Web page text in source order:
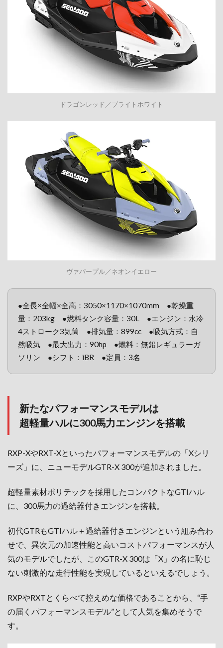
ドラゴンレッド／ブライトホワイト
ヴァパープル／ネオンイエロー
●全長×全幅×全高：3050×1170×1070mm ●乾燥重
量：203kg ●燃料タンク容量：30L ●エンジン：水冷
4ストローク3気筒 ●排気量：899cc ●吸気方式：自
然吸気 ●最大出力：90hp ●燃料：無鉛レギュラーガ
ソリン ●シフト：iBR ●定員：3名
新たなパフォーマンスモデルは
超軽量ハルに300馬力エンジンを搭載
RXP-XやRXT-Xといったパフォーマンスモデルの「Xシリ
ーズ」に、ニューモデルGTR-X 300が追加されました。
超軽量素材ポリテックを採用したコンパクトなGTIハル
に、300馬力の過給器付きエンジンを搭載。
初代GTRもGTIハル＋過給器付きエンジンという組み合わ
せで、異次元の加速性能と高いコストパフォーマンスが人
気のモデルでしたが、このGTR-X 300は「X」の名に恥じ
ない刺激的な走行性能を実現しているといえるでしょう。
RXPやRXTとくらべて控えめな価格であることから、“手
の届くパフォーマンスモデル”として人気を集めそうで
す。